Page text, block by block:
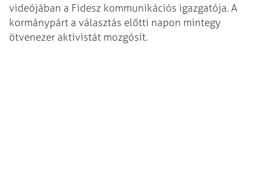
videójában a Fidesz kommunikációs igazgatója. A
kormánypárt a választás előtti napon mintegy
ötvenezer aktivistát mozgósít.